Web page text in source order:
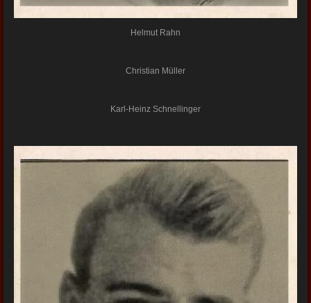
Helmut Rahn
Christian Müller
Karl-Heinz Schnellinger